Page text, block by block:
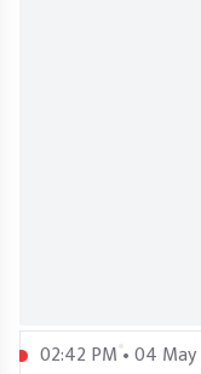
02:42 PM • 04